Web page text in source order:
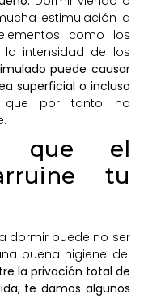
estimulación a
como los
la intensidad de los
puede causar
superficial o incluso
por tanto no
que el
tu
dormir puede no ser
buena higiene del
la privación total de
te damos algunos